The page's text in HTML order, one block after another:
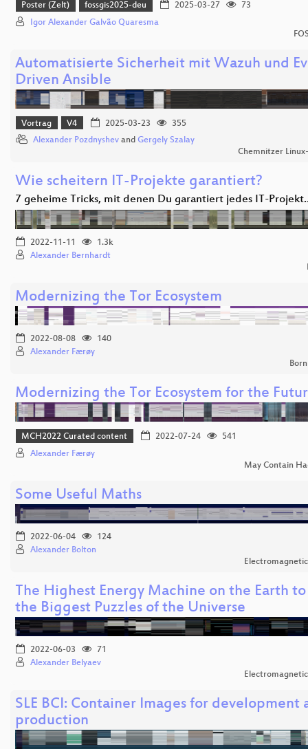
Poster (Zelt) fossgis2025-deu 2025-03-27
73
Igor Alexander Galvão Quaresma
Automatisierte Sicherheit mit Wazuh und
Driven Ansible
Vortrag V4 2025-03-23
355
Alexander Pozdnyshev and Gergely Szalay
Chemnitzer
Wie scheitern IT-Projekte garantiert?
7 geheime Tricks, mit denen Du garantiert jedes IT-
2022-11-11
1.3k
Alexander Bernhardt
Modernizing the Tor Ecosystem
2022-08-08
140
Alexander Færøy
Modernizing the Tor Ecosystem for the
MCH2022 Curated content 2022-07-24
541
Alexander Færøy
May Contain
Some Useful Maths
2022-06-04
124
Alexander Bolton
The Highest Energy Machine on the Earth
the Biggest Puzzles of the Universe
2022-06-03
71
Alexander Belyaev
SLE BCI: Container Images for development
production